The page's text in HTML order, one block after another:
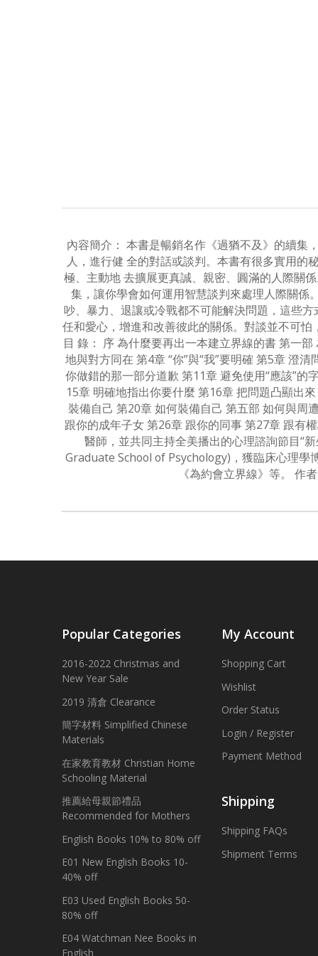
內容簡介： 本書是暢銷名作《過猶不及》的續集
人，進行健 全的對話或談判。本書有很多實用
極、主動地 去擴展更真誠、親密、圓滿的人際關
集，讓你學會如何運用智慧談判來處理人際關
吵、暴力、退讓或冷戰都不可能解決問題，這些
任和愛心，增進和改善彼此的關係。對談並不可怕
目 錄： 序 為什麼要再出一本建立界線的書 第一
地與對方同在 第4章 “你”與“我”要明確 第5章 澄
你做錯的那一部分道歉 第11章 避免使用“應該”的
15章 明確地指出你要什麼 第16章 把問題凸顯出
裝備自己 第20章 如何裝備自己 第五部 如何與周
跟你的成年子女 第26章 跟你的同事 第27章 跟有
醫師，並共同主持全美播出的心理諮詢節目“
Graduate School of Psychology)，獲臨床心理學
《為約會立界線》等。 作
Popular Categories
2016-2022 Christmas and
New Year Sale
2019 清倉 Clearance
簡字材料 Simplified Chinese
Materials
在家教育教材 Christian Home
Schooling Material
推薦給母親節禮品
Recommended for Mothers
English Books 10% to 80% off
E01 New English Books 10-
40% off
E03 Used English Books 50-
80% off
E04 Watchman Nee Books in
English
My Account
Shopping Cart
Wishlist
Order Status
Login / Register
Payment Method
Shipping
Shipping FAQs
Shipment Terms